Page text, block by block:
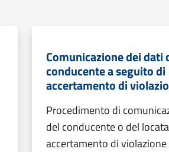
Comunicazione dei dati
conducente a seguito di
accertamento di
Procedimento di
del conducente o del
accertamento di violazione